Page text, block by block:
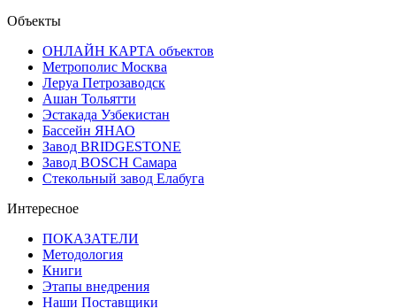
Объекты
ОНЛАЙН КАРТА объектов
Метрополис Москва
Леруа Петрозаводск
Ашан Тольятти
Эстакада Узбекистан
Бассейн ЯНАО
Завод BRIDGESTONE
Завод BOSCH Самара
Стекольный завод Елабуга
Интересное
ПОКАЗАТЕЛИ
Методология
Книги
Этапы внедрения
Наши Поставщики